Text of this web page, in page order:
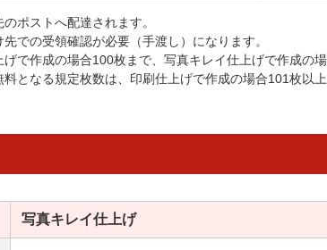
ポストへ配達されます。
での受領確認が必要（手渡し）になります。
で作成の場合100枚まで、写真キレイ仕上げで作成の
となる規定枚数は、印刷仕上げで作成の場合101枚以
写真キレイ仕上げ